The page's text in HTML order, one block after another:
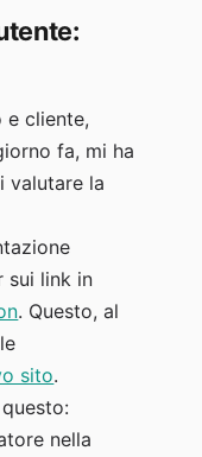
e cliente,
fa, mi ha
valutare la
sui link in
. Questo, al
sito.
nella